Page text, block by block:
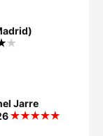
Jarre